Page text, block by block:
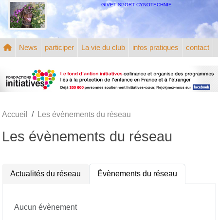
GIVET SPORT CYNOTECHNIE
News participer La vie du club infos pratiques contact
Accueil Les évènements du réseau
Les évènements du réseau
Actualités du réseau Évènements du réseau
Aucun évènement
Panneau de gestion des cookies